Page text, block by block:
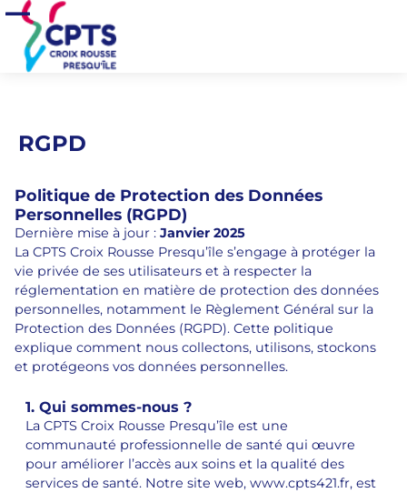
Aller au contenu principal
Ouvrir/Fermer le menu
RGPD
Politique de Protection des Données
Personnelles (RGPD)
Dernière mise à jour : Janvier 2025
La CPTS Croix Rousse Presqu’île s’engage à protéger la
vie privée de ses utilisateurs et à respecter la
réglementation en matière de protection des données
personnelles, notamment le Règlement Général sur la
Protection des Données (RGPD). Cette politique
explique comment nous collectons, utilisons, stockons
et protégeons vos données personnelles.
1. Qui sommes-nous ?
La CPTS Croix Rousse Presqu’île est une
communauté professionnelle de santé qui œuvre
pour améliorer l’accès aux soins et la qualité des
services de santé. Notre site web, www.cpts421.fr, est